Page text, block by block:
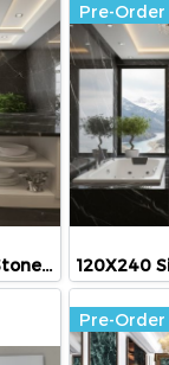
120X240 Sintered Stone Midnight Vein (H.G)
Pre-Order
Pre-Order